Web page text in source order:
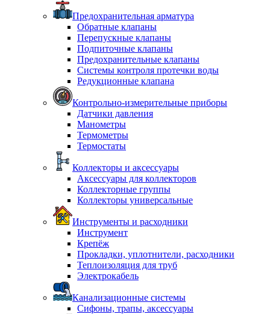
Предохранительная арматура
Обратные клапаны
Перепускные клапаны
Подпиточные клапаны
Предохранительные клапаны
Системы контроля протечки воды
Редукционные клапана
Контрольно-измерительные приборы
Датчики давления
Манометры
Термометры
Термостаты
Коллекторы и аксессуары
Аксессуары для коллекторов
Коллекторные группы
Коллекторы универсальные
Инструменты и расходники
Инструмент
Крепёж
Прокладки, уплотнители, расходники
Теплоизоляция для труб
Электрокабель
Канализационные системы
Сифоны, трапы, аксессуары